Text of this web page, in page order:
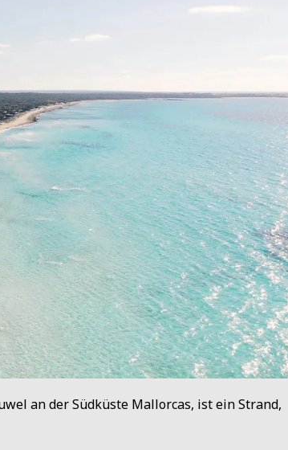
an der Südküste Mallorcas, ist ein Strand,